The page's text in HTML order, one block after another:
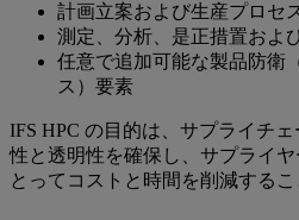
計画立案および生産プロセ
測定、分析、是正措置およ
任意で追加可能な製品防衛
ス）要素
IFS HPC の目的は、サプライチ
性と透明性を確保し、サプライ
とってコストと時間を削減するこ